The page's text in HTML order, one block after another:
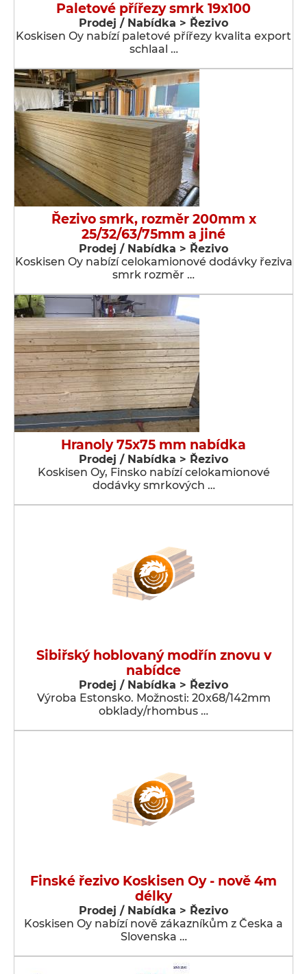
Paletové přířezy smrk 19x100
Prodej / Nabídka > Řezivo
Koskisen Oy nabízí paletové přířezy kvalita export
schlaal …
Řezivo smrk, rozměr 200mm x
25/32/63/75mm a jiné
Prodej / Nabídka > Řezivo
Koskisen Oy nabízí celokamionové dodávky řeziva
smrk rozměr …
Hranoly 75x75 mm nabídka
Prodej / Nabídka > Řezivo
Koskisen Oy, Finsko nabízí celokamionové
dodávky smrkových …
Sibiřský hoblovaný modřín znovu v
nabídce
Prodej / Nabídka > Řezivo
Výroba Estonsko. Možnosti: 20x68/142mm
obklady/rhombus …
Finské řezivo Koskisen Oy - nově 4m
délky
Prodej / Nabídka > Řezivo
Koskisen Oy nabízí nově zákazníkům z Česka a
Slovenska …